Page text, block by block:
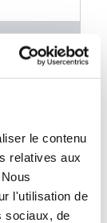
le contenu
relatives aux
l'utilisation de
sociaux, de